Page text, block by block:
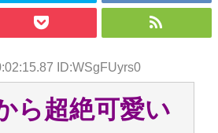
戦、視聴率5.1%
ツキャスターお姉さん・ハメまくりだったｗｗ
福な過程が高学歴になるとか大嘘。教育に金を
住みの貧乏に学歴で負けた」
RSS
ID:WSgFUyrs0
ら超絶可愛い